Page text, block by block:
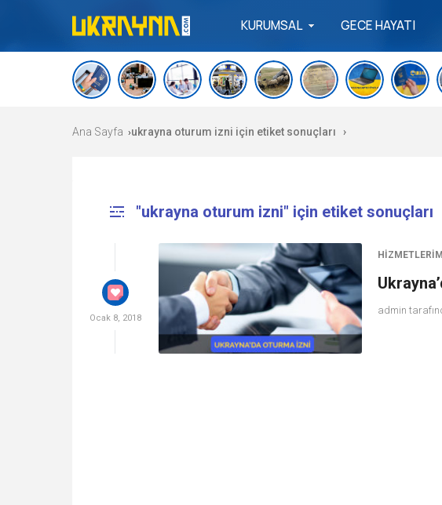
KURUMSAL GECE HAYATI
Ana Sayfa ›ukrayna oturum izni için etiket sonuçları ›
"ukrayna oturum izni" için etiket sonuçları
admin
Ocak 8, 2018